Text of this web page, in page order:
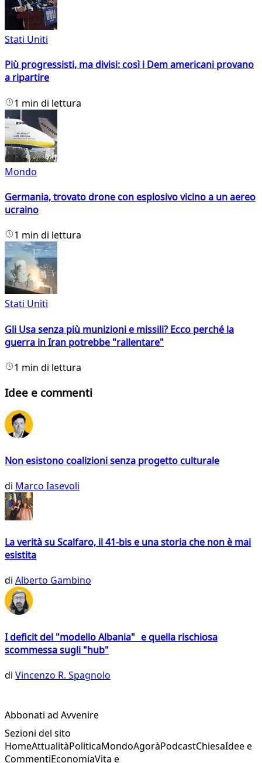
Stati Uniti
Più progressisti, ma divisi: così i Dem americani provano
a ripartire
1 min di lettura
Mondo
Germania, trovato drone con esplosivo vicino a un aereo
ucraino
1 min di lettura
Stati Uniti
Gli Usa senza più munizioni e missili? Ecco perché la
guerra in Iran potrebbe "rallentare"
1 min di lettura
Idee e commenti
Non esistono coalizioni senza progetto culturale
di Marco Iasevoli
La verità su Scalfaro, il 41-bis e una storia che non è mai
esistita
di Alberto Gambino
I deficit del "modello Albania" e quella rischiosa
scommessa sugli "hub"
di Vincenzo R. Spagnolo
Abbonati ad Avvenire
Sezioni del sito
HomeAttualitàPoliticaMondoAgoràPodcastChiesaIdee e
CommentiEconomiaVita e